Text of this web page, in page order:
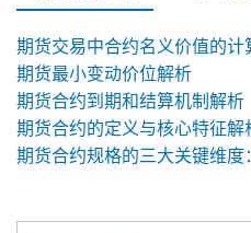
期货交易中合约名义价值的计
期货最小变动价位解析
期货合约到期和结算机制解析
期货合约的定义与核心特征解
期货合约规格的三大关键维